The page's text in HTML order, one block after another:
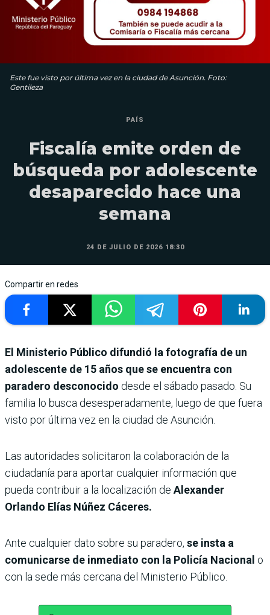
Este fue visto por última vez en la ciudad de Asunción. Foto:
Gentileza
PAÍS
Fiscalía emite orden de
búsqueda por adolescente
desaparecido hace una
semana
24 DE JULIO DE 2026 18:30
Compartir en redes
El Ministerio Público difundió la fotografía de un
adolescente de 15 años que se encuentra con
paradero desconocido desde el sábado pasado. Su
familia lo busca desesperadamente, luego de que fuera
visto por última vez en la ciudad de Asunción.
Las autoridades solicitaron la colaboración de la
ciudadanía para aportar cualquier información que
pueda contribuir a la localización de Alexander
Orlando Elías Núñez Cáceres.
Ante cualquier dato sobre su paradero, se insta a
comunicarse de inmediato con la Policía Nacional o
con la sede más cercana del Ministerio Público.